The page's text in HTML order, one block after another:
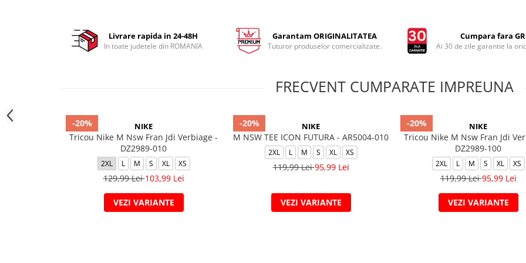
Livrare rapida in 24-48H
In toate judetele din ROMANIA
Garantam ORIGINALITATEA
Tuturor produselor comercializate.
Cumpara fara
Ai 30 de zile garantie la
FRECVENT CUMPARATE IMPREUNA
-20% NIKE
Tricou Nike M Nsw Fran Jdi Verbiage -
DZ2989-010
2XL L M S XL XS
129,99 Lei103,99 Lei
VEZI VARIANTE
-20% NIKE
M NSW TEE ICON FUTURA - AR5004-010
2XL L M S XL XS
119,99 Lei95,99 Lei
VEZI VARIANTE
-20% NIKE
Tricou Nike M Nsw Fran Jdi
DZ2989-100
2XL L M S XL XS
119,99 Lei95,99 Lei
VEZI VARIANTE